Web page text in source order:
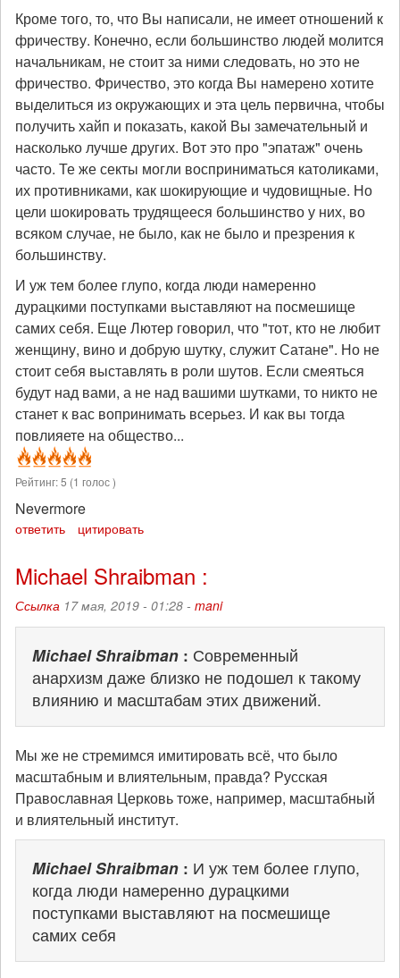
Кроме того, то, что Вы написали, не имеет отношений к
фричеству. Конечно, если большинство людей молится
начальникам, не стоит за ними следовать, но это не
фричество. Фричество, это когда Вы намерено хотите
выделиться из окружающих и эта цель первична, чтобы
получить хайп и показать, какой Вы замечательный и
насколько лучше других. Вот это про "эпатаж" очень
часто. Те же секты могли восприниматься католиками,
их противниками, как шокирующие и чудовищные. Но
цели шокировать трудящееся большинство у них, во
всяком случае, не было, как не было и презрения к
большинству.
И уж тем более глупо, когда люди намеренно
дурацкими поступками выставляют на посмешище
самих себя. Еще Лютер говорил, что "тот, кто не любит
женщину, вино и добрую шутку, служит Сатане". Но не
стоит себя выставлять в роли шутов. Если смеяться
будут над вами, а не над вашими шутками, то никто не
станет к вас вопринимать всерьез. И как вы тогда
повлияете на общество...
Рейтинг:5 (1 голос )
Nevermore
ответить цитировать
Michael Shraibman :
Ссылка 17 мая, 2019 - 01:28 - mani
Michael Shraibman: Современный
анархизм даже близко не подошел к такому
влиянию и масштабам этих движений.
Мы же не стремимся имитировать всё, что было
масштабным и влиятельным, правда? Русская
Православная Церковь тоже, например, масштабный
и влиятельный институт.
Michael Shraibman: И уж тем более глупо,
когда люди намеренно дурацкими
поступками выставляют на посмешище
самих себя